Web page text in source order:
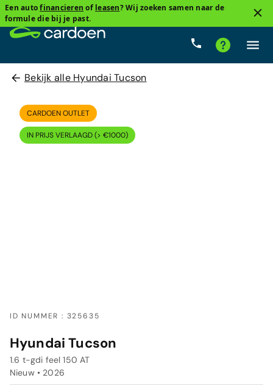
Een autofinancieren of leasen? Wij zoeken samen naar de
formule die bij je past.
Bekijk alle Hyundai Tucson
CARDOEN OUTLET
IN PRIJS VERLAAGD (> €1000)
ID NUMMER : 325635
Hyundai Tucson
1.6 t-gdi feel 150 AT
Nieuw • 2026